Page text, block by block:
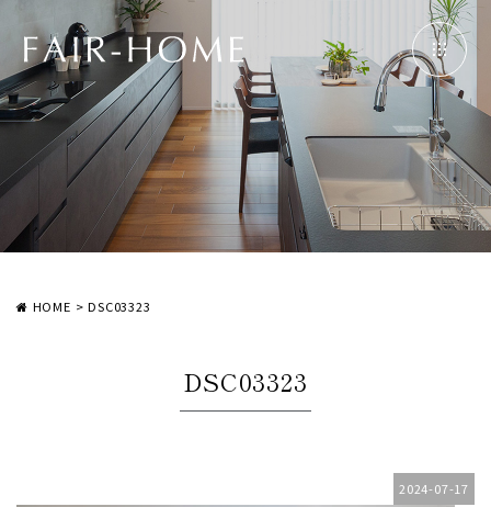
HOME >DSC03323
DSC03323
2024-07-17